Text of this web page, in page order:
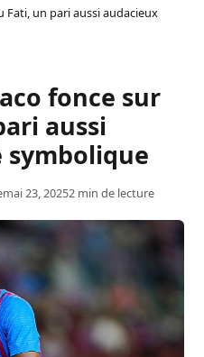
Fati, un pari aussi audacieux
fonce sur
aussi
symbolique
mai 23, 20252 min de lecture